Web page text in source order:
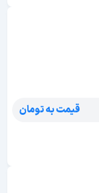
قیمت به تومان